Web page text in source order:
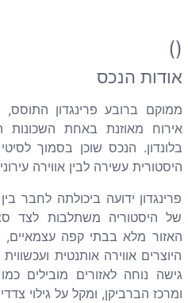
()
אודות הנכס
אירוח מאוזנת באחת השכונות
בלונדון. הנכס שוכן בסמוך
היסטורית עשירה לבין אווירה
פרינגדון ידועה ביכולתה לחבר
של היסטוריה משתלבות לצד
האזור מלא בבתי קפה עצמאיים,
היוצרים אווירה אותנטית
גישה נוחה לאזורים מובילים
ומרכז הברביקן, ומקל על גילוי